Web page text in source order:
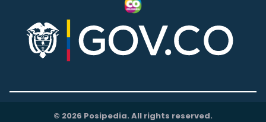
© 2026 Posipedia. All rights reserved.